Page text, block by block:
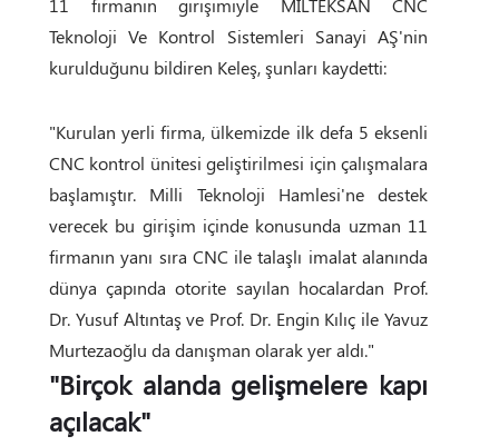
11 firmanın girişimiyle MİLTEKSAN CNC
Teknoloji Ve Kontrol Sistemleri Sanayi AŞ'nin
kurulduğunu bildiren Keleş, şunları kaydetti:
"Kurulan yerli firma, ülkemizde ilk defa 5 eksenli
CNC kontrol ünitesi geliştirilmesi için çalışmalara
başlamıştır. Milli Teknoloji Hamlesi'ne destek
verecek bu girişim içinde konusunda uzman 11
firmanın yanı sıra CNC ile talaşlı imalat alanında
dünya çapında otorite sayılan hocalardan Prof.
Dr. Yusuf Altıntaş ve Prof. Dr. Engin Kılıç ile Yavuz
Murtezaoğlu da danışman olarak yer aldı."
"Birçok alanda gelişmelere kapı
açılacak"